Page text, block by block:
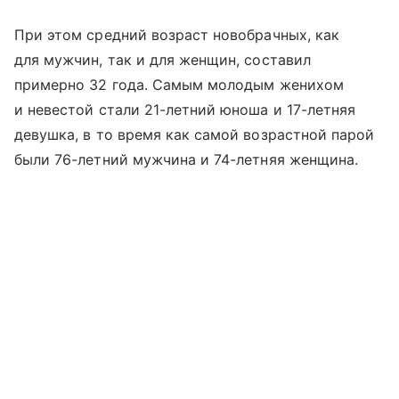
При этом средний возраст новобрачных, как
для мужчин, так и для женщин, составил
примерно 32 года. Самым молодым женихом
и невестой стали 21-летний юноша и 17-летняя
девушка, в то время как самой возрастной парой
были 76-летний мужчина и 74-летняя женщина.